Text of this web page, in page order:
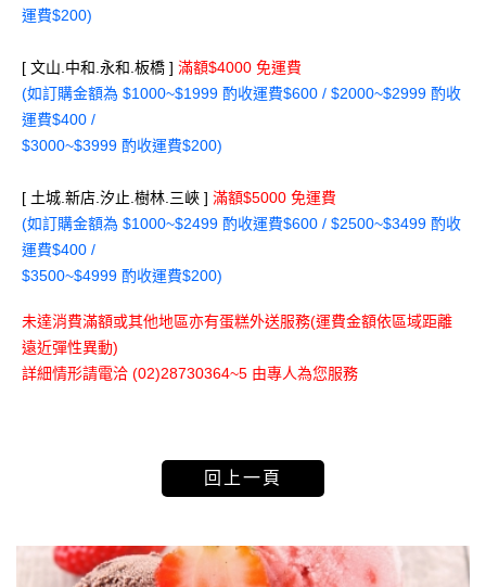
運費$200)
[ 文山.中和.永和.板橋 ] 滿額$4000 免運費
(如訂購金額為 $1000~$1999 酌收運費$600 / $2000~$2999 酌收
運費$400 /
$3000~$3999 酌收運費$200)
[ 土城.新店.汐止.樹林.三峽 ] 滿額$5000 免運費
(如訂購金額為 $1000~$2499 酌收運費$600 / $2500~$3499 酌收
運費$400 /
$3500~$4999 酌收運費$200)
未達消費滿額或其他地區亦有蛋糕外送服務(運費金額依區域距離
遠近彈性異動)
詳細情形請電洽 (02)28730364~5 由專人為您服務
回上一頁